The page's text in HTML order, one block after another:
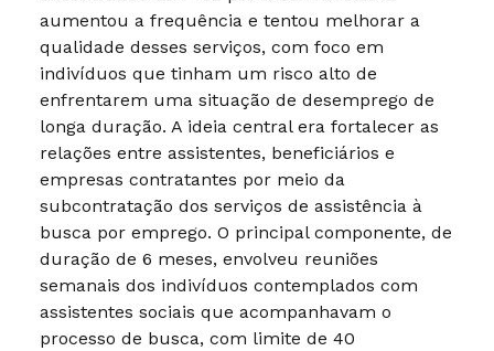
aumentou a frequência e tentou melhorar a
qualidade desses serviços, com foco em
indivíduos que tinham um risco alto de
enfrentarem uma situação de desemprego de
longa duração. A ideia central era fortalecer as
relações entre assistentes, beneficiários e
empresas contratantes por meio da
subcontratação dos serviços de assistência à
busca por emprego. O principal componente, de
duração de 6 meses, envolveu reuniões
semanais dos indivíduos contemplados com
assistentes sociais que acompanhavam o
processo de busca, com limite de 40